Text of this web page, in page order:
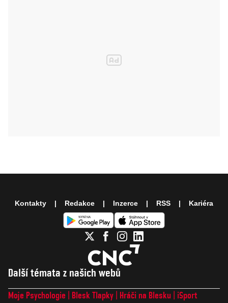
Další témata z našich webů
Moje Psychologie Blesk Tlapky Hráči na Blesku
iSport
Kontakty Redakce Inzerce RSS Kariéra